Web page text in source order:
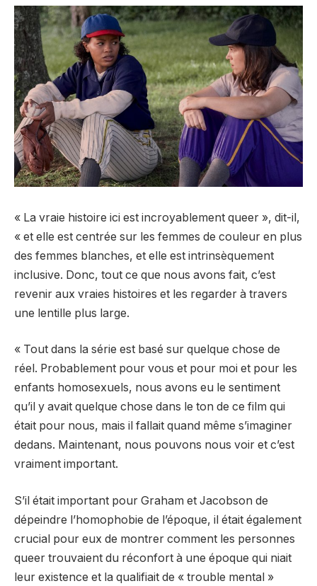
« La vraie histoire ici est incroyablement queer », dit-il,
« et elle est centrée sur les femmes de couleur en plus
des femmes blanches, et elle est intrinsèquement
inclusive. Donc, tout ce que nous avons fait, c’est
revenir aux vraies histoires et les regarder à travers
une lentille plus large.
« Tout dans la série est basé sur quelque chose de
réel. Probablement pour vous et pour moi et pour les
enfants homosexuels, nous avons eu le sentiment
qu’il y avait quelque chose dans le ton de ce film qui
était pour nous, mais il fallait quand même s’imaginer
dedans. Maintenant, nous pouvons nous voir et c’est
vraiment important.
S’il était important pour Graham et Jacobson de
dépeindre l’homophobie de l’époque, il était également
crucial pour eux de montrer comment les personnes
queer trouvaient du réconfort à une époque qui niait
leur existence et la qualifiait de « trouble mental »